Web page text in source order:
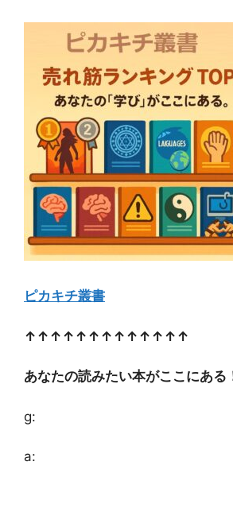
ピカキチ叢書
↑↑↑↑↑↑↑↑↑↑↑↑↑
あなたの読みたい本がここにある
g:
a: